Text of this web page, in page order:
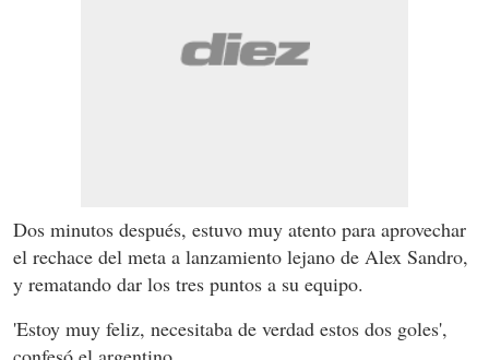
Dos minutos después, estuvo muy atento para aprovechar
el rechace del meta a lanzamiento lejano de Alex Sandro,
y rematando dar los tres puntos a su equipo.
'Estoy muy feliz, necesitaba de verdad estos dos goles',